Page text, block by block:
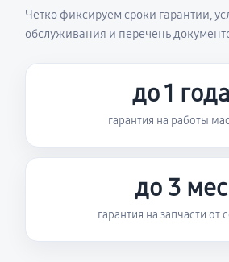
Четко фиксируем сроки гарантии,
обслуживания и перечень
до 1 года
гарантия на работы
до 3 мес
гарантия на запчасти от